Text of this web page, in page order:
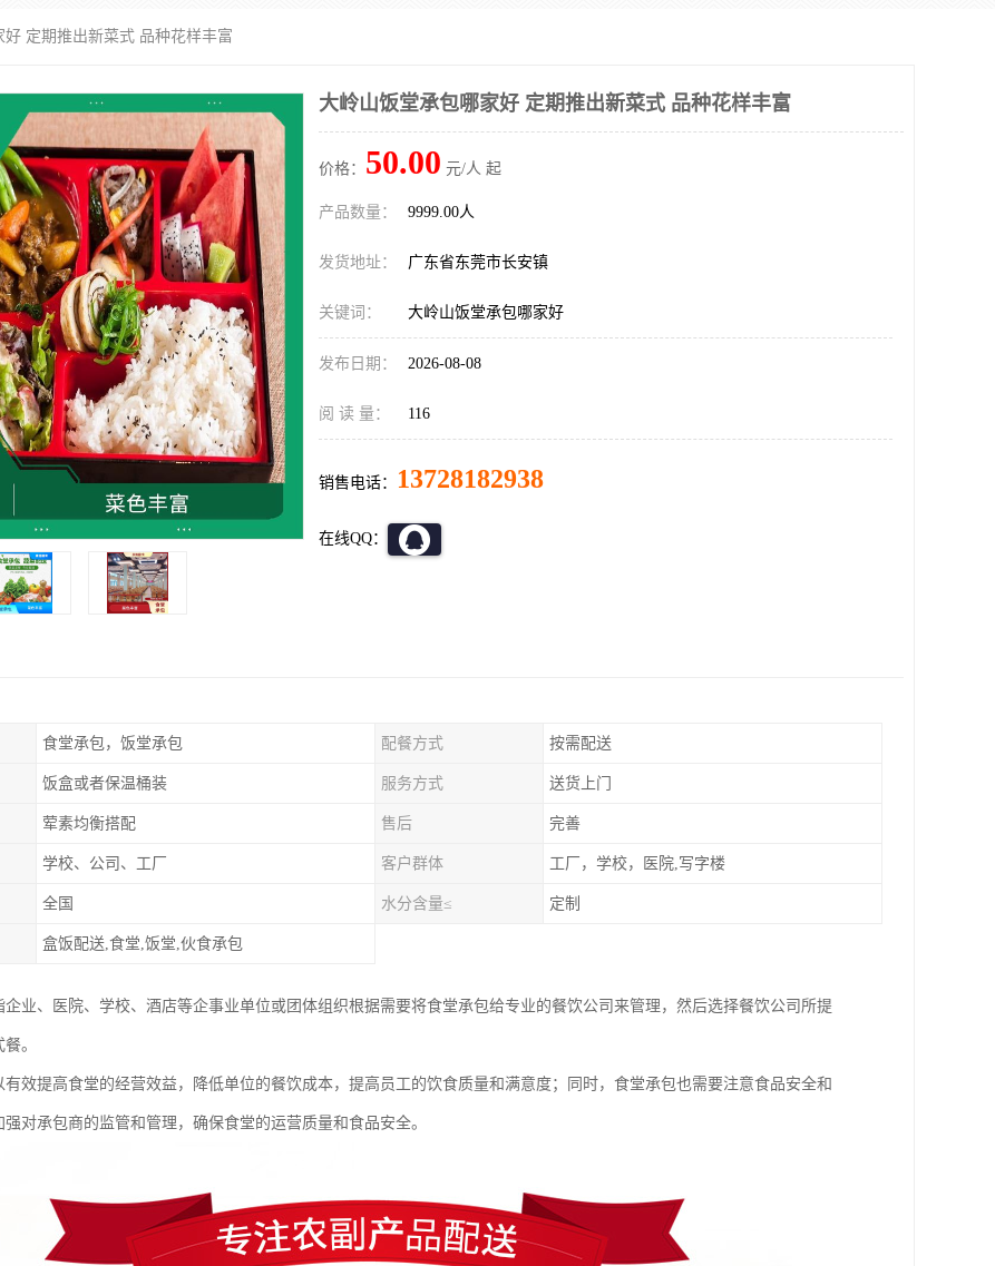
定期推出新菜式 品种花样丰富
大岭山饭堂承包哪家好 定期推出新菜式 品种花样丰富
价格： 50.00 元/人 起
产品数量： 9999.00人
发货地址： 广东省东莞市长安镇
关键词： 大岭山饭堂承包哪家好
发布日期： 2026-08-08
阅 读 量： 116
销售电话： 13728182938
在线QQ：
食堂承包，饭堂承包 配餐方式 按需配送
饭盒或者保温桶装 服务方式 送货上门
荤素均衡搭配 售后 完善
学校、公司、工厂 客户群体 工厂，学校，医院,写字楼
全国 水分含量≤ 定制
盒饭配送,食堂,饭堂,伙食承包
企业、医院、学校、酒店等企事业单位或团体组织根据需要将食堂承包给专业的餐饮公司来管理，然后选择餐饮公司所提
。
有效提高食堂的经营效益，降低单位的餐饮成本，提高员工的饮食质量和满意度；同时，食堂承包也需要注意食品安全和
强对承包商的监管和管理，确保食堂的运营质量和食品安全。